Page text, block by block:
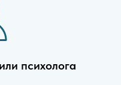
психолога